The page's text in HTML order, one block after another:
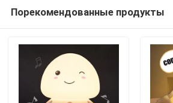
Порекомендованные продукты